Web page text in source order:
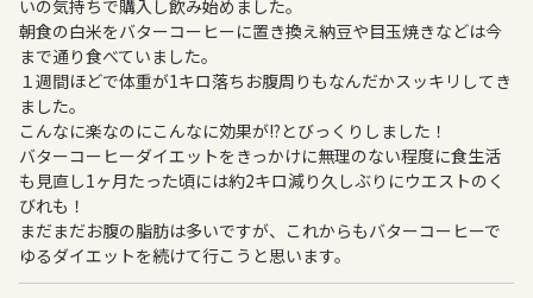
いの気持ちで購入し飲み始めました。
朝食の白米をバターコーヒーに置き換え納豆や目玉焼きなどは今
まで通り食べていました。
１週間ほどで体重が1キロ落ちお腹周りもなんだかスッキリしてき
ました。
こんなに楽なのにこんなに効果が!?とびっくりしました！
バターコーヒーダイエットをきっかけに無理のない程度に食生活
も見直し1ヶ月たった頃には約2キロ減り久しぶりにウエストのく
びれも！
まだまだお腹の脂肪は多いですが、これからもバターコーヒーで
ゆるダイエットを続けて行こうと思います。